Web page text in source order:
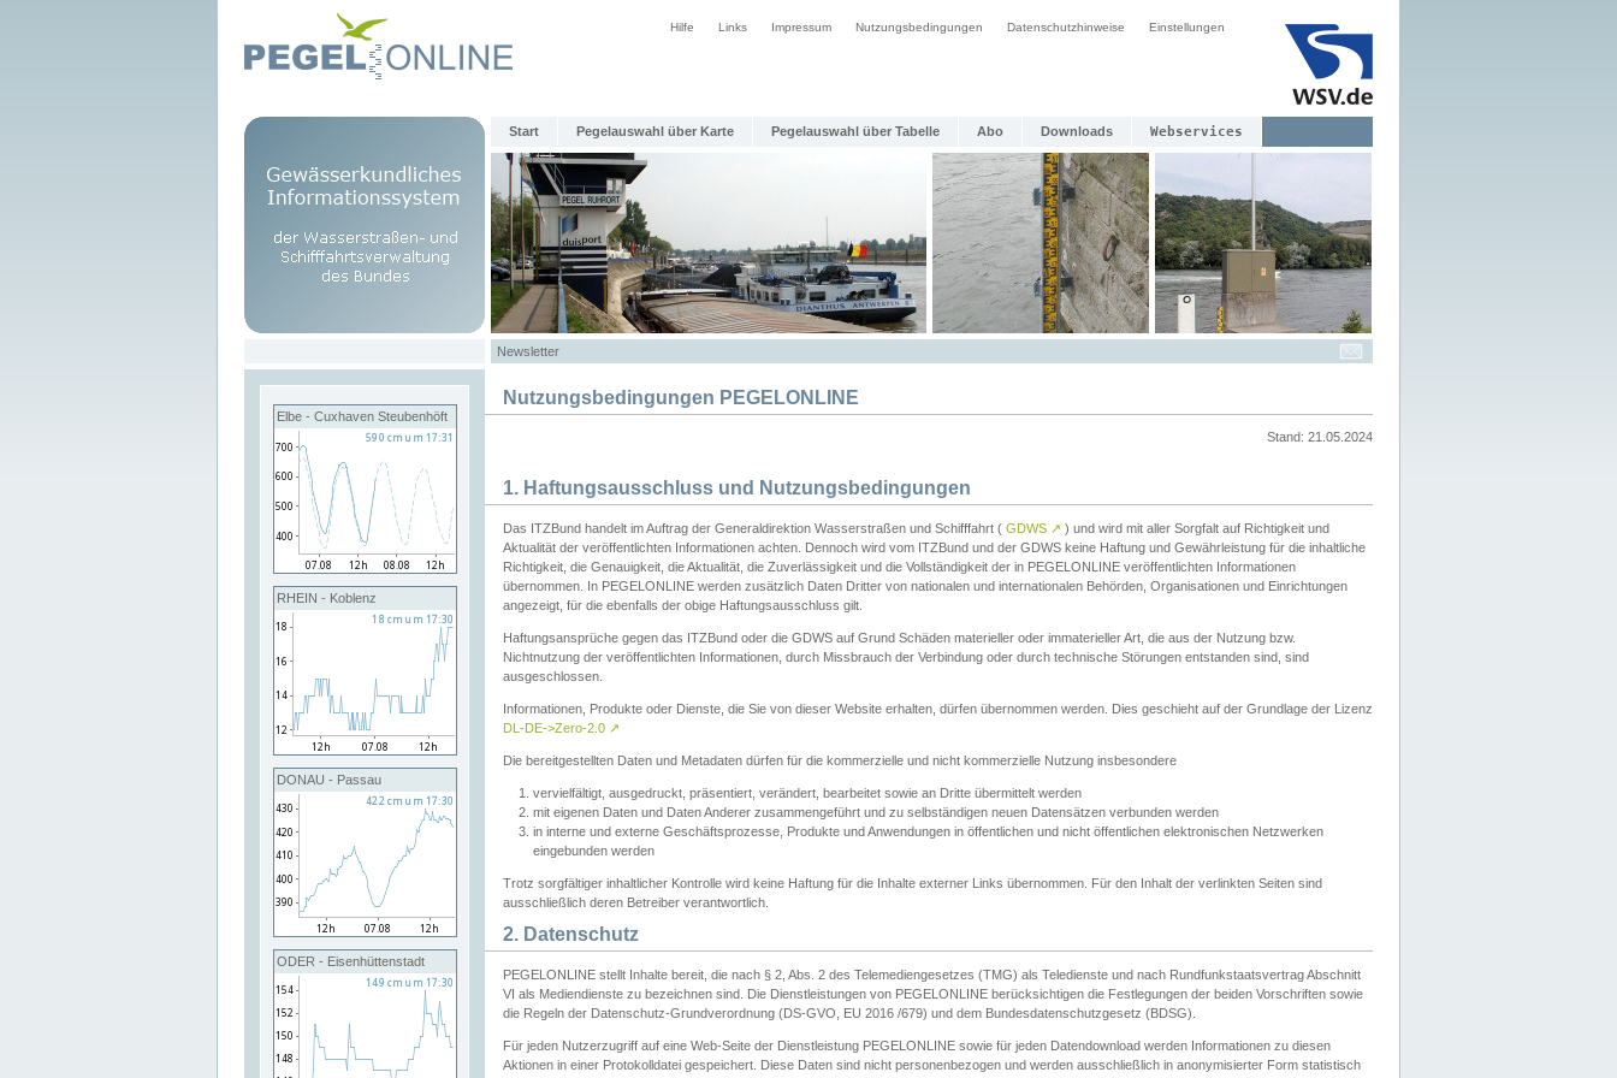
Hilfe Links Impressum Nutzungsbedingungen Datenschutzhinweise Einstellungen
Start Pegelauswahl über Karte Pegelauswahl über Tabelle Abo Downloads Webservices
Newsletter
Elbe - Cuxhaven Steubenhöft
RHEIN - Koblenz
DONAU - Passau
ODER - Eisenhüttenstadt
Nutzungsbedingungen PEGELONLINE
Stand: 21.05.2024
1. Haftungsausschluss und Nutzungsbedingungen
Das ITZBund handelt im Auftrag der Generaldirektion Wasserstraßen und Schifffahrt ( GDWS ↗ ) und wird mit aller Sorgfalt auf Richtigkeit und
Aktualität der veröffentlichten Informationen achten. Dennoch wird vom ITZBund und der GDWS keine Haftung und Gewährleistung für die inhaltliche
Richtigkeit, die Genauigkeit, die Aktualität, die Zuverlässigkeit und die Vollständigkeit der in PEGELONLINE veröffentlichten Informationen
übernommen. In PEGELONLINE werden zusätzlich Daten Dritter von nationalen und internationalen Behörden, Organisationen und Einrichtungen
angezeigt, für die ebenfalls der obige Haftungsausschluss gilt.
Haftungsansprüche gegen das ITZBund oder die GDWS auf Grund Schäden materieller oder immaterieller Art, die aus der Nutzung bzw.
Nichtnutzung der veröffentlichten Informationen, durch Missbrauch der Verbindung oder durch technische Störungen entstanden sind, sind
ausgeschlossen.
Informationen, Produkte oder Dienste, die Sie von dieser Website erhalten, dürfen übernommen werden. Dies geschieht auf der Grundlage der Lizenz
DL-DE->Zero-2.0 ↗
Die bereitgestellten Daten und Metadaten dürfen für die kommerzielle und nicht kommerzielle Nutzung insbesondere
vervielfältigt, ausgedruckt, präsentiert, verändert, bearbeitet sowie an Dritte übermittelt werden
mit eigenen Daten und Daten Anderer zusammengeführt und zu selbständigen neuen Datensätzen verbunden werden
in interne und externe Geschäftsprozesse, Produkte und Anwendungen in öffentlichen und nicht öffentlichen elektronischen Netzwerken
eingebunden werden
Trotz sorgfältiger inhaltlicher Kontrolle wird keine Haftung für die Inhalte externer Links übernommen. Für den Inhalt der verlinkten Seiten sind
ausschließlich deren Betreiber verantwortlich.
2. Datenschutz
PEGELONLINE stellt Inhalte bereit, die nach § 2, Abs. 2 des Telemediengesetzes (TMG) als Teledienste und nach Rundfunkstaatsvertrag Abschnitt
VI als Mediendienste zu bezeichnen sind. Die Dienstleistungen von PEGELONLINE berücksichtigen die Festlegungen der beiden Vorschriften sowie
die Regeln der Datenschutz-Grundverordnung (DS-GVO, EU 2016 /679) und dem Bundesdatenschutzgesetz (BDSG).
Für jeden Nutzerzugriff auf eine Web-Seite der Dienstleistung PEGELONLINE sowie für jeden Datendownload werden Informationen zu diesen
Aktionen in einer Protokolldatei gespeichert. Diese Daten sind nicht personenbezogen und werden ausschließlich in anonymisierter Form statistisch